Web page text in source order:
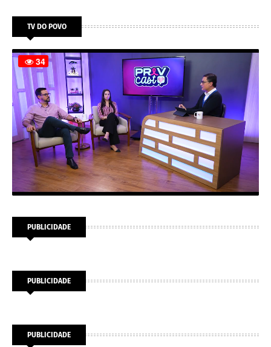
TV DO POVO
PUBLICIDADE
PUBLICIDADE
PUBLICIDADE